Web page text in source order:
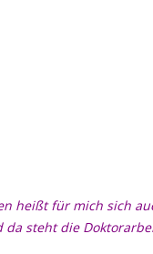
heißt für mich sich
steht die